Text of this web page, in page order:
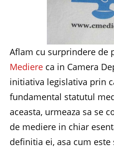
Aflam cu surprindere de
Mediere ca in Camera
initiativa legislativa prin
fundamental statutul
aceasta, urmeaza sa se
de mediere in chiar
definitia ei, asa cum